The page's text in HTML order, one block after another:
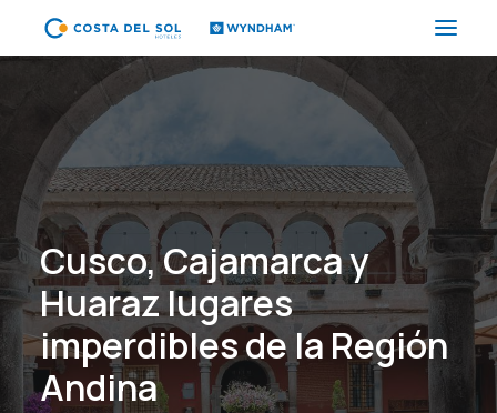
HOTELES
PAQUETES
PROMOCIONES
EVENTOS
RESTAURANTES
SPA
CORPORATIVO
Cusco, Cajamarca y
Huaraz lugares
imperdibles de la Región
Andina